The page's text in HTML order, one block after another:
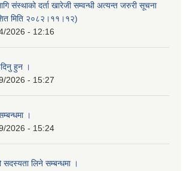
संस्थाको दर्ता खारेजी सम्वन्धी अत्यन्त जरुरी सूचना
मिति २०८२।११।१२)
2026 - 12:16
हुन ।
2026 - 15:27
।
2026 - 15:24
सदस्यता लिने सम्बन्धमा ।